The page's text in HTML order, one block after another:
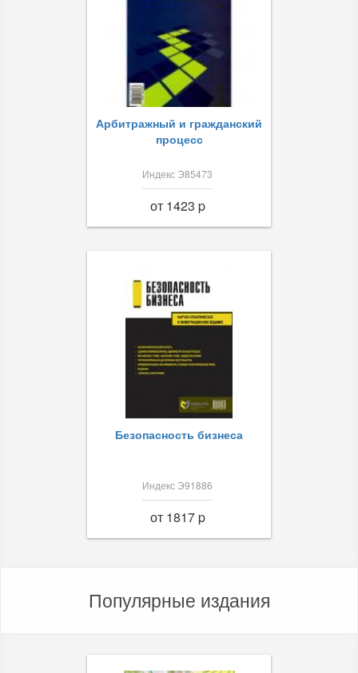
Арбитражный и гражданский
процесс
Индекс Э85473
от 1423 p
Безопасность бизнеса
Индекс Э91886
от 1817 p
Популярные издания